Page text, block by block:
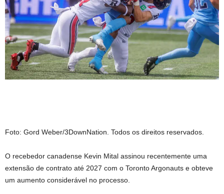
Foto: Gord Weber/3DownNation. Todos os direitos reservados.
O recebedor canadense Kevin Mital assinou recentemente uma
extensão de contrato até 2027 com o Toronto Argonauts e obteve
um aumento considerável no processo.